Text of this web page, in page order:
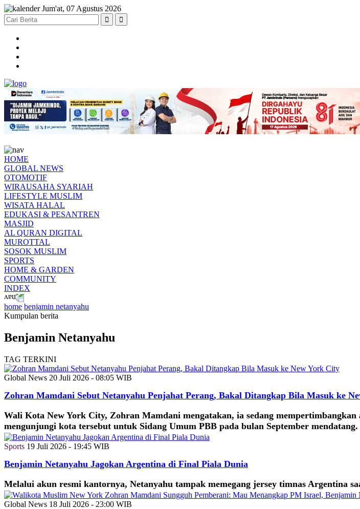
Jum'at, 07 Agustus 2026
HOME
GLOBAL NEWS
OTOMOTIF
WIRAUSAHA SYARIAH
LIFESTYLE MUSLIM
WISATA HALAL
EDUKASI & PESANTREN
MASJID
AL QURAN DIGITAL
MUROTTAL
SOSOK MUSLIM
SPORTS
HOME & GARDEN
COMMUNITY
INDEX
home benjamin netanyahu
Kumpulan berita
Benjamin Netanyahu
TAG TERKINI
Global News 20 Juli 2026 - 08:05 WIB
Zohran Mamdani Sebut Netanyahu Penjahat Perang, Bakal Ditangkap Bila Masuk ke
Wali Kota New York City, Zohran Mamdani mengatakan, ia sedang
mengunjungi kota tersebut untuk Sidang Umum PBB pada bulan September mendatang.
Sports 19 Juli 2026 - 19:45 WIB
Benjamin Netanyahu Jagokan Argentina di Final Piala Dunia
Melalui akun resmi kantornya, Netanyahu tampak memegang jersey timnas Argentina
Global News 18 Juli 2026 - 23:00 WIB